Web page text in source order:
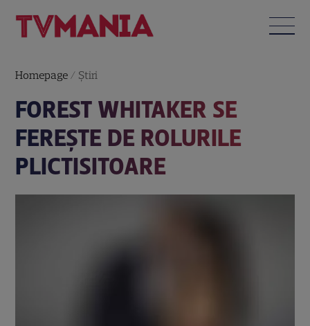
Homepage / Știri
FOREST WHITAKER SE
FEREŞTE DE ROLURILE
PLICTISITOARE